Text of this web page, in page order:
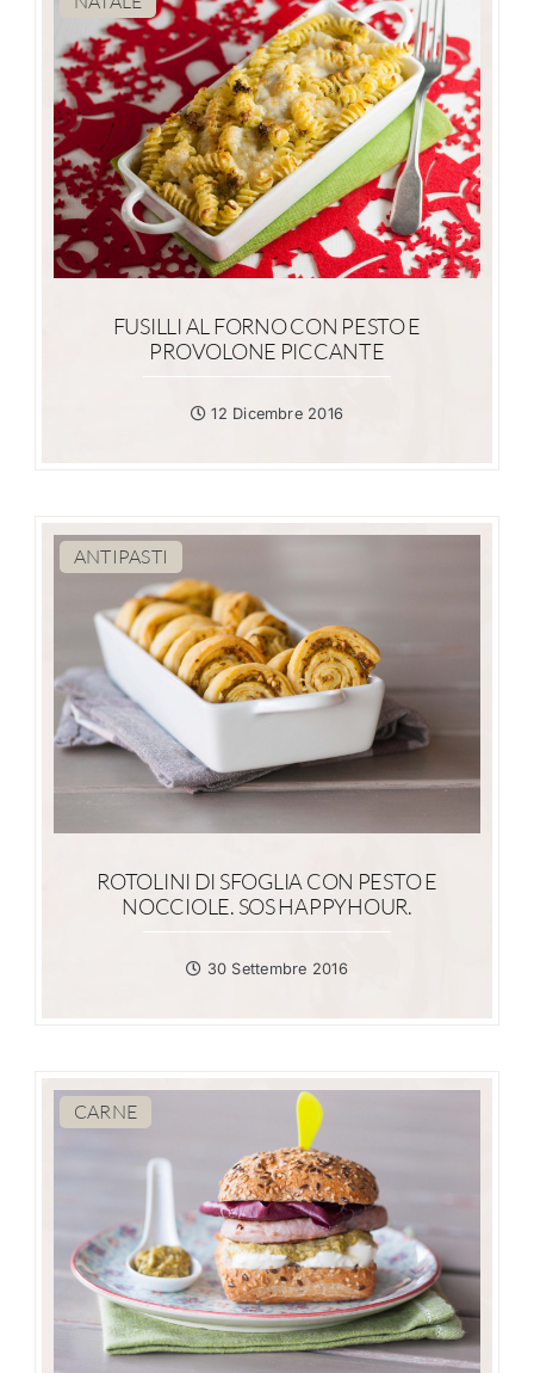
FUSILLI AL FORNO CON PESTO E
PROVOLONE PICCANTE
12 Dicembre 2016
ANTIPASTI
ROTOLINI DI SFOGLIA CON PESTO E
NOCCIOLE. SOS HAPPYHOUR.
30 Settembre 2016
CARNE